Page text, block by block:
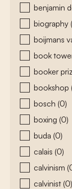
benjamin
biography
boijmans
book
booker
bookshop
bosch (0)
boxing (0)
buda (0)
calais (0)
calvinism
calvinist (0)